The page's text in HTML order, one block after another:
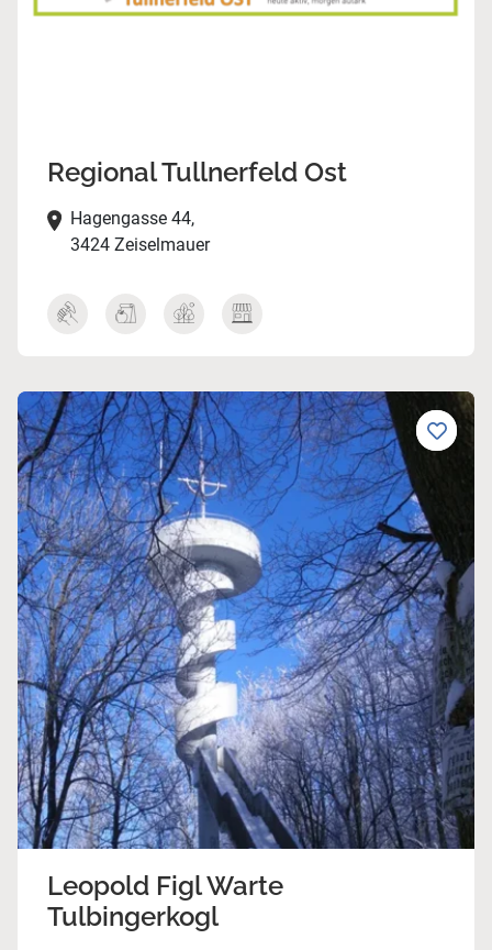
Regional Tullnerfeld Ost
Hagengasse 44,
3424 Zeiselmauer
Leopold Figl Warte
Tulbingerkogl